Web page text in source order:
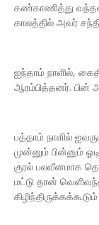
கண்காணித்து
காலத்தில் அவர்
ஐந்தாம் நாளில்,
ஆரம்பித்தனர். பின்
பத்தாம் நாளில்
முன்னும் பின்னும்
குரல் பலவீனமாக
மட்டு தான்